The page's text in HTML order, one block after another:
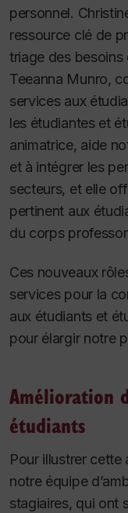
personnel.
ressource clé de
triage des besoins
Teeanna Munro,
services aux
les étudiantes et
animatrice, aide
et à intégrer les
secteurs, et elle
pertinent aux
du corps
Ces nouveaux
services pour la
aux étudiants et
pour élargir notre
Amélioration
étudiants
Pour illustrer cette
notre équipe
stagiaires, qui ont